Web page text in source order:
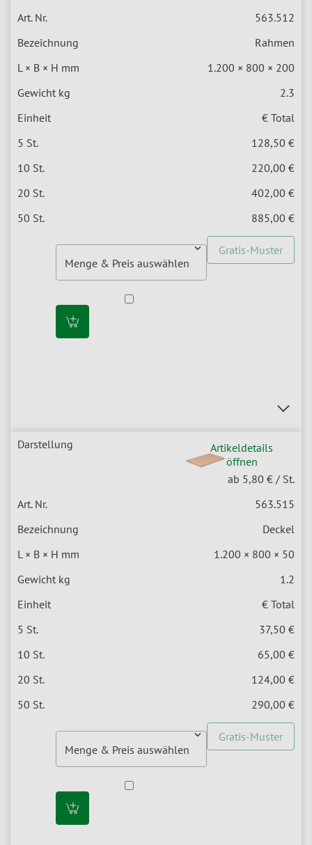
563.512
Rahmen
1.200 × 800 × 200
2.3
€ Total
128,50 €
220,00 €
402,00 €
885,00 €
Gratis-Muster
Artikeldetails
öffnen
ab 5,80 € / St.
563.515
Deckel
1.200 × 800 × 50
1.2
€ Total
37,50 €
65,00 €
124,00 €
290,00 €
Gratis-Muster